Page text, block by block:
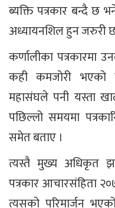
ब्यक्ति पत्रकार बन्दै छ
अध्यायनशिल हुन जरुरी
कर्णालीका पत्रकारमा
कही कमजोरी भएको
महासंघले पनी यस्ता
पछिल्लो समयमा
समेत बताए ।
त्यस्तै मुख्य अधिकृत
पत्रकार आचारसंहिता
त्यसको परिमार्जन